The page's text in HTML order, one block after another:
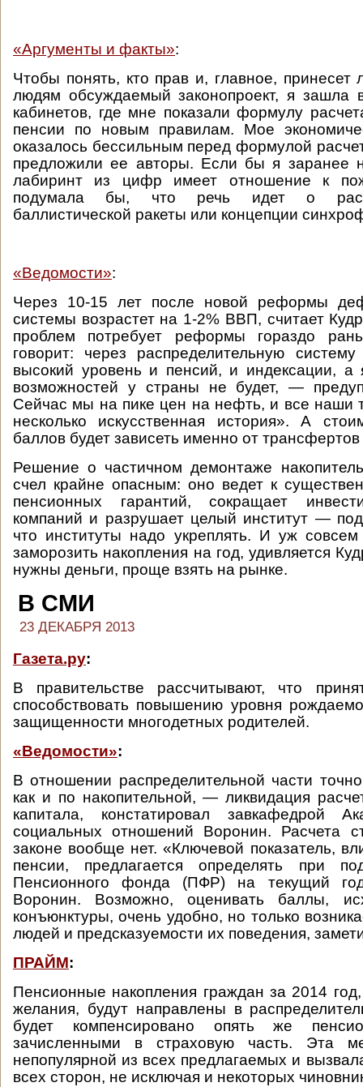
«Аргументы и факты»:
Чтобы понять, кто прав и, главное, принесет
людям обсуждаемый законопроект, я зашла
кабинетов, где мне показали формулу
пенсии по новым правилам. Мое
оказалось бессильным перед формулой
предложили ее авторы. Если бы я заранее
лабиринт из цифр имеет отношение к
подумала бы, что речь идет о
баллистической ракеты или концепции
«Ведомости»:
Через 10-15 лет после новой реформы
системы возрастет на 1-2% ВВП, считает
проблем потребует реформы гораздо
говорит: через распределительную
высокий уровень и пенсий, и индексации,
возможностей у страны не будет, —
Сейчас мы на пике цен на нефть, и все наши
несколько искусственная история». А
баллов будет зависеть именно от
Решение о частичном демонтаже
счел крайне опасным: оно ведет к
пенсионных гарантий, сокращает
компаний и разрушает целый институт —
что институты надо укреплять. И уж совсем
заморозить накопления на год, удивляется
нужны деньги, проще взять на рынке.
В СМИ
23 ДЕКАБРЯ 2013
Газета.ру:
В правительстве рассчитывают, что
способствовать повышению уровня
защищенности многодетных родителей.
«Ведомости»:
В отношении распределительной части
как и по накопительной, — ликвидация
капитала, констатировал завкафедрой
социальных отношений Воронин. Расчета
законе вообще нет. «Ключевой показатель,
пенсии, предлагается определять при
Пенсионного фонда (ПФР) на текущий
Воронин. Возможно, оценивать баллы,
конъюнктуры, очень удобно, но только
людей и предсказуемости их поведения,
ПРАЙМ:
Пенсионные накопления граждан за 2014
желания, будут направлены в
будет компенсировано опять же
зачисленными в страховую часть. Эта
непопулярной из всех предлагаемых и
всех сторон, не исключая и некоторых